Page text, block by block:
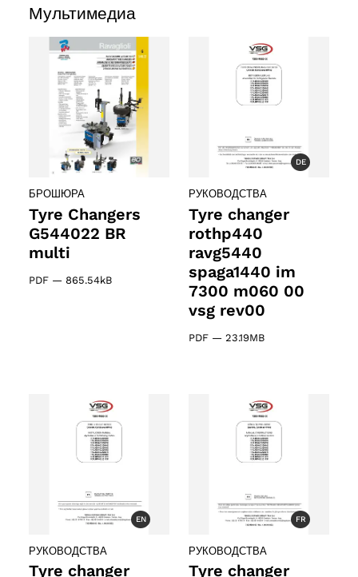
(2)2 products
Мультимедиа
БРОШЮРА
Tyre Changers
G544022 BR
multi
PDF — 865.54kB
DE
РУКОВОДСТВА
Tyre changer
rothp440
ravg5440
spaga1440 im
7300 m060 00
vsg rev00
PDF — 23.19MB
EN
РУКОВОДСТВА
Tyre changer
FR
РУКОВОДСТВА
Tyre changer